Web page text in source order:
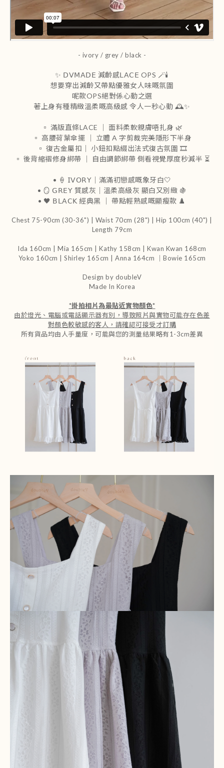
- ivory / grey / black -
✨ 𝖣𝖵𝖬𝖠𝖣𝖤 減齡感𝖫𝖠𝖢𝖤 OPS 🪄🕯️
想要穿出減齡又帶點優雅女人味嘅氛圍
呢款OPS絕對係心動之選
著上身有種精緻溫柔嘅高級感 令人一秒心動 🕰️✨
▫️ 滿版直條LACE ｜ 面料柔軟親膚唔扎身 🌿
▫️ 高腰荷葉傘擺 ｜ 立體 A 字剪裁完美隱形下半身
▫️ 復古金屬扣｜ 小鈕扣點綴出法式復古氛圍 🎞️
▫️ 後背縮褶修身綁帶 ｜ 自由調節綁帶 側看視覺厚度秒減半 ⏳
• 🍦 𝖨𝖵𝖮𝖱𝖸｜滿滿初戀感嘅象牙白🤍
• 🪞 𝖦𝖱𝖤𝖸 質感灰｜溫柔高級灰 顯白又別緻 🍇
• 🖤 𝖡𝖫𝖠𝖢𝖪 經典黑 ｜ 帶點輕熟感嘅顯瘦款 ♟️
Chest 75-90cm (30-36") | Waist 70cm (28") | Hip 100cm (40") |
Length 79cm
Ida 160cm | Mia 165cm | Kathy 158cm |Kwan Kwan 168cm
Yoko 160cm | Shirley 165cm
| Anna 164cm ｜Bowie 165cm
Design by doubleV
Made In Korea
*掛拍相片為最貼近實物顏色*
由於燈光、電腦或電話顯示器有別，導致照片與實物可能存在色差
對顏色較敏感的客人，請確認可接受才訂購
所有貨品均由人手量度，可能與您的測量結果略有1-3cm差異